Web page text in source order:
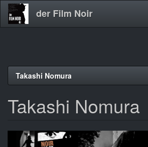
Direkt
der Film Noir
Takashi Nomura
Takashi Nomura